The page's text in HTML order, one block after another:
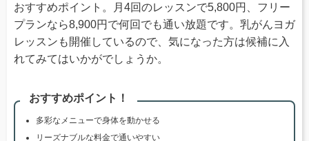
おすすめポイント。月4回のレッスンで5,800円、フリー
プランなら8,900円で何回でも通い放題です。乳がんヨガ
レッスンも開催しているので、気になった方は候補に入
れてみてはいかがでしょうか。
おすすめポイント！
多彩なメニューで身体を動かせる
リーズナブルな料金で通いやすい